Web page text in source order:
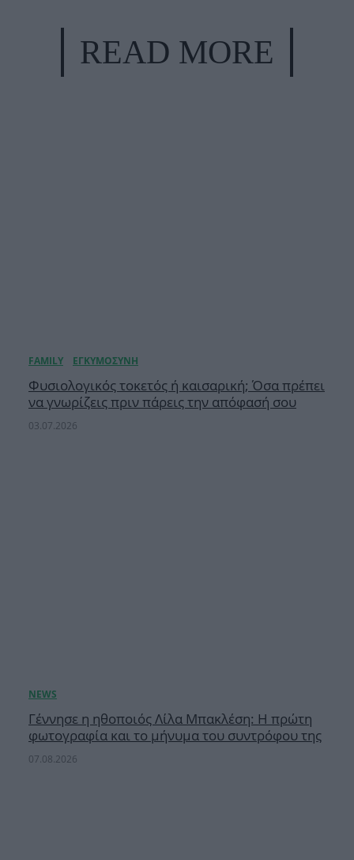
READ MORE
Φυσιολογικός τοκετός ή καισαρική; Όσα πρέπει
να γνωρίζεις πριν πάρεις την απόφασή σου
03.07.2026
Γέννησε η ηθοποιός Λίλα Μπακλέση: Η πρώτη
φωτογραφία και το μήνυμα του συντρόφου της
07.08.2026